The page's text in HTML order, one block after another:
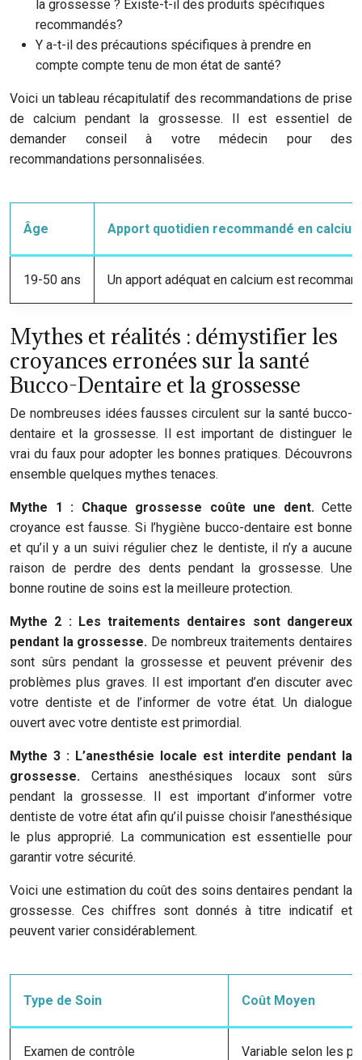
la grossesse ? Existe-t-il des produits spécifiques
recommandés?
Y a-t-il des précautions spécifiques à prendre en
compte compte tenu de mon état de santé?
Voici un tableau récapitulatif des recommandations de prise
de calcium pendant la grossesse. Il est essentiel de
demander conseil à votre médecin pour des
recommandations personnalisées.
Âge Apport quotidien recommandé en calcium
19-50 ans Un apport adéquat en calcium est
Mythes et réalités : démystifier les
croyances erronées sur la santé
Bucco-Dentaire et la grossesse
De nombreuses idées fausses circulent sur la santé bucco-
dentaire et la grossesse. Il est important de distinguer le
vrai du faux pour adopter les bonnes pratiques. Découvrons
ensemble quelques mythes tenaces.
Mythe 1 : Chaque grossesse coûte une dent. Cette
croyance est fausse. Si l’hygiène bucco-dentaire est bonne
et qu’il y a un suivi régulier chez le dentiste, il n’y a aucune
raison de perdre des dents pendant la grossesse. Une
bonne routine de soins est la meilleure protection.
Mythe 2 : Les traitements dentaires sont dangereux
pendant la grossesse. De nombreux traitements dentaires
sont sûrs pendant la grossesse et peuvent prévenir des
problèmes plus graves. Il est important d’en discuter avec
votre dentiste et de l’informer de votre état. Un dialogue
ouvert avec votre dentiste est primordial.
Mythe 3 : L’anesthésie locale est interdite pendant la
grossesse. Certains anesthésiques locaux sont sûrs
pendant la grossesse. Il est important d’informer votre
dentiste de votre état afin qu’il puisse choisir l’anesthésique
le plus approprié. La communication est essentielle pour
garantir votre sécurité.
Voici une estimation du coût des soins dentaires pendant la
grossesse. Ces chiffres sont donnés à titre indicatif et
peuvent varier considérablement.
Type de Soin Coût Moyen
Examen de contrôle Variable selon les